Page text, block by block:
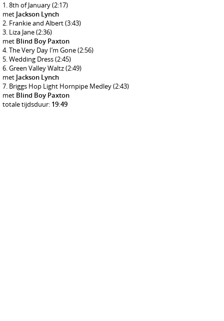
8th of January(2:17)
met Jackson Lynch
Frankie and Albert(3:43)
Liza Jane(2:36)
met Blind Boy Paxton
The Very Day I’m Gone(2:56)
Wedding Dress(2:45)
Green Valley Waltz(2:49)
met Jackson Lynch
Briggs Hop Light Hornpipe Medley(2:43)
met Blind Boy Paxton
totale tijdsduur: 19:49